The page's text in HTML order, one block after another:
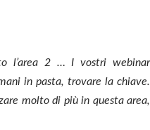
l’area 2 … I vostri webinar
in pasta, trovare la chiave.
molto di più in questa area,